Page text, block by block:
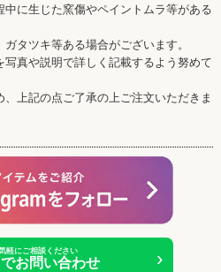
に生じた窯傷やペイントムラ等がある
タツキ等ある場合がございます。
真や説明で詳しく記載するよう努めて
上記の点ご了承の上ご注文いただきま
軽にご相談ください
お問い合わせ ›